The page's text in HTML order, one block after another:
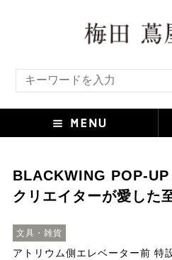
BLACKWING POP-
クリエイターが愛した
文具・雑貨
アトリウム側エレベーター前 特